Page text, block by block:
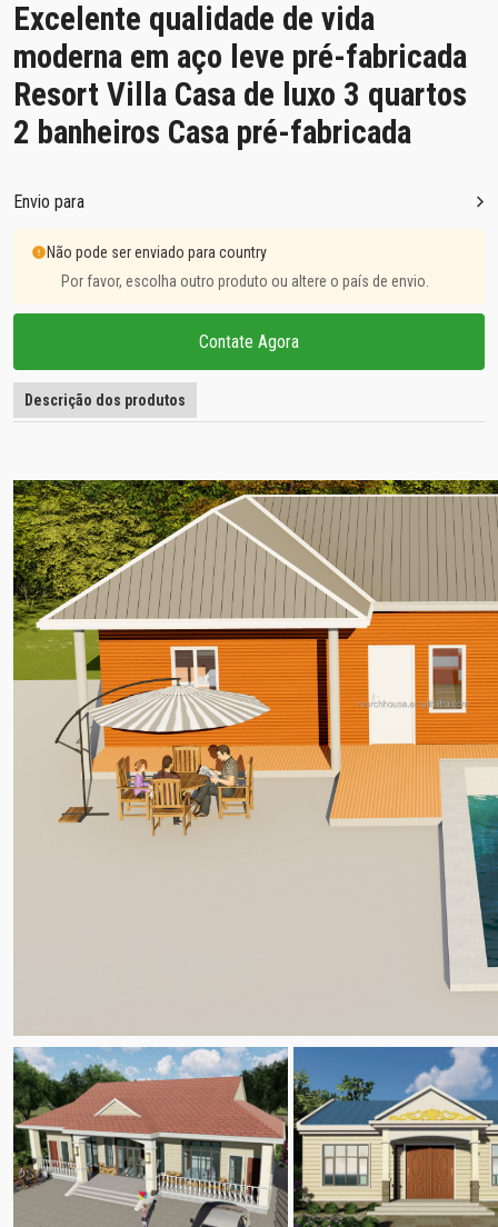
Excelente qualidade de vida
moderna em aço leve pré-fabricada
Resort Villa Casa de luxo 3 quartos
2 banheiros Casa pré-fabricada
Envio para
Não pode ser enviado para country
Por favor, escolha outro produto ou altere o país de envio.
Contate Agora
Descrição dos produtos